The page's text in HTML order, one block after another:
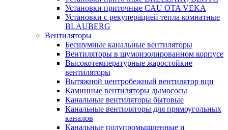
Установки приточные CAU OTA VEKA
Установки с рекуперацией тепла комнатные
BLAUBERG
Вентиляторы
Бесшумные канальные вентиляторы
Вентиляторы в шумоизолированном корпусе
Высокотемпературные жаростойкие
вентиляторы
Вытяжной центробежный вентилятор вцн
Каминные вентиляторы дымососы
Канальные вентиляторы бытовые
Канальные вентиляторы для прямоугольных
каналов
Канальные полупромышленные и